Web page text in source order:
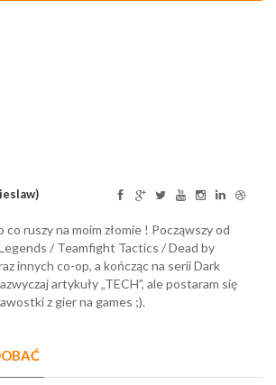
ruszy na moim złomie ! Począwszy od
/ Teamfight Tactics / Dead by
innych co-op, a kończąc na serii Dark
artykuły „TECH”, ale postaram się
z gier na games ;).